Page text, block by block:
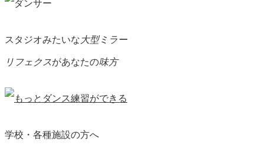
スタジオみたいな 大型ミラー
リフェクスがあなたの味方
学校・各種施設の方へ